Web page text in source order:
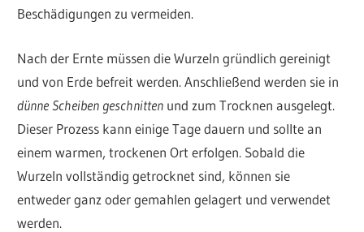
Beschädigungen zu vermeiden.
Nach der Ernte müssen die Wurzeln gründlich gereinigt
und von Erde befreit werden. Anschließend werden sie in
dünne Scheiben geschnitten und zum Trocknen ausgelegt.
Dieser Prozess kann einige Tage dauern und sollte an
einem warmen, trockenen Ort erfolgen. Sobald die
Wurzeln vollständig getrocknet sind, können sie
entweder ganz oder gemahlen gelagert und verwendet
werden.